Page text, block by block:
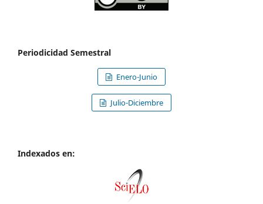
Periodicidad Semestral
Enero-Junio
Julio-Diciembre
Indexados en: